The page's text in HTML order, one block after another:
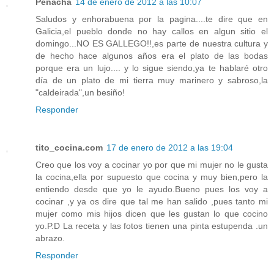
Saludos y enhorabuena por la pagina....te dire que en
Galicia,el pueblo donde no hay callos en algun sitio el
domingo...NO ES GALLEGO!!,es parte de nuestra cultura y
de hecho hace algunos años era el plato de las bodas
porque era un lujo.... y lo sigue siendo,ya te hablaré otro
día de un plato de mi tierra muy marinero y sabroso,la
"caldeirada",un besiño!
Responder
tito_cocina.com 17 de enero de 2012 a las 19:04
Creo que los voy a cocinar yo por que mi mujer no le gusta
la cocina,ella por supuesto que cocina y muy bien,pero la
entiendo desde que yo le ayudo.Bueno pues los voy a
cocinar ,y ya os dire que tal me han salido ,pues tanto mi
mujer como mis hijos dicen que les gustan lo que cocino
yo.P.D La receta y las fotos tienen una pinta estupenda .un
abrazo.
Responder